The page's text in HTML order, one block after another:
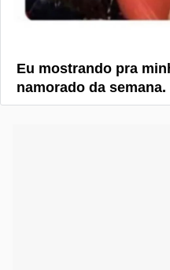
Eu mostrando pra
namorado da semana.